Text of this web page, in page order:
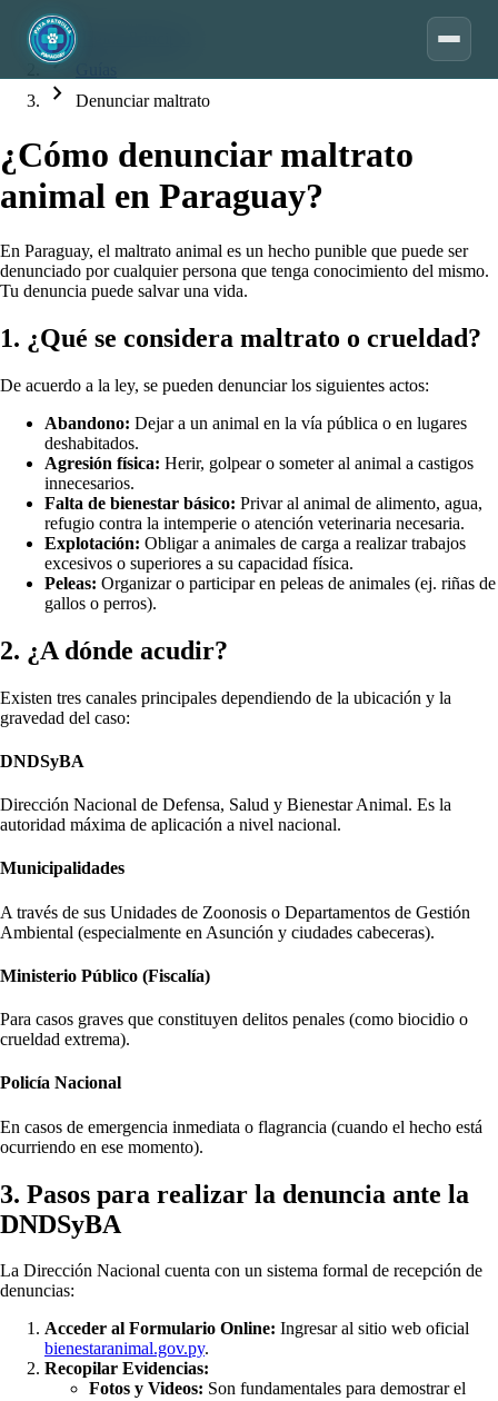
homePágina Principal
chevron_right
chevron_right Denunciar maltrato
¿Cómo denunciar maltrato
animal en Paraguay?
En Paraguay, el maltrato animal es un hecho punible que puede ser
denunciado por cualquier persona que tenga conocimiento del mismo.
Tu denuncia puede salvar una vida.
1. ¿Qué se considera maltrato o crueldad?
De acuerdo a la ley, se pueden denunciar los siguientes actos:
Abandono: Dejar a un animal en la vía pública o en lugares
deshabitados.
Agresión física: Herir, golpear o someter al animal a castigos
innecesarios.
Falta de bienestar básico: Privar al animal de alimento, agua,
refugio contra la intemperie o atención veterinaria necesaria.
Explotación: Obligar a animales de carga a realizar trabajos
excesivos o superiores a su capacidad física.
Peleas: Organizar o participar en peleas de animales (ej. riñas de
gallos o perros).
2. ¿A dónde acudir?
Existen tres canales principales dependiendo de la ubicación y la
gravedad del caso:
DNDSyBA
Dirección Nacional de Defensa, Salud y Bienestar Animal. Es la
autoridad máxima de aplicación a nivel nacional.
Municipalidades
A través de sus Unidades de Zoonosis o Departamentos de Gestión
Ambiental (especialmente en Asunción y ciudades cabeceras).
Ministerio Público (Fiscalía)
Para casos graves que constituyen delitos penales (como biocidio o
crueldad extrema).
Policía Nacional
En casos de emergencia inmediata o flagrancia (cuando el hecho está
ocurriendo en ese momento).
3. Pasos para realizar la denuncia ante la
DNDSyBA
La Dirección Nacional cuenta con un sistema formal de recepción de
denuncias:
Acceder al Formulario Online: Ingresar al sitio web oficial
bienestaranimal.gov.py.
Recopilar Evidencias:
Fotos y Videos: Son fundamentales para demostrar el